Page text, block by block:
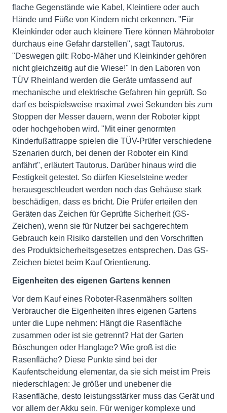
flache Gegenstände wie Kabel, Kleintiere oder auch
Hände und Füße von Kindern nicht erkennen. "Für
Kleinkinder oder auch kleinere Tiere können Mähroboter
durchaus eine Gefahr darstellen", sagt Tautorus.
"Deswegen gilt: Robo-Mäher und Kleinkinder gehören
nicht gleichzeitig auf die Wiese!" In den Laboren von
TÜV Rheinland werden die Geräte umfassend auf
mechanische und elektrische Gefahren hin geprüft. So
darf es beispielsweise maximal zwei Sekunden bis zum
Stoppen der Messer dauern, wenn der Roboter kippt
oder hochgehoben wird. "Mit einer genormten
Kinderfußattrappe spielen die TÜV-Prüfer verschiedene
Szenarien durch, bei denen der Roboter ein Kind
anfährt", erläutert Tautorus. Darüber hinaus wird die
Festigkeit getestet. So dürfen Kieselsteine weder
herausgeschleudert werden noch das Gehäuse stark
beschädigen, dass es bricht. Die Prüfer erteilen den
Geräten das Zeichen für Geprüfte Sicherheit (GS-
Zeichen), wenn sie für Nutzer bei sachgerechtem
Gebrauch kein Risiko darstellen und den Vorschriften
des Produktsicherheitsgesetzes entsprechen. Das GS-
Zeichen bietet beim Kauf Orientierung.
Eigenheiten des eigenen Gartens kennen
Vor dem Kauf eines Roboter-Rasenmähers sollten
Verbraucher die Eigenheiten ihres eigenen Gartens
unter die Lupe nehmen: Hängt die Rasenfläche
zusammen oder ist sie getrennt? Hat der Garten
Böschungen oder Hanglage? Wie groß ist die
Rasenfläche? Diese Punkte sind bei der
Kaufentscheidung elementar, da sie sich meist im Preis
niederschlagen: Je größer und unebener die
Rasenfläche, desto leistungsstärker muss das Gerät und
vor allem der Akku sein. Für weniger komplexe und